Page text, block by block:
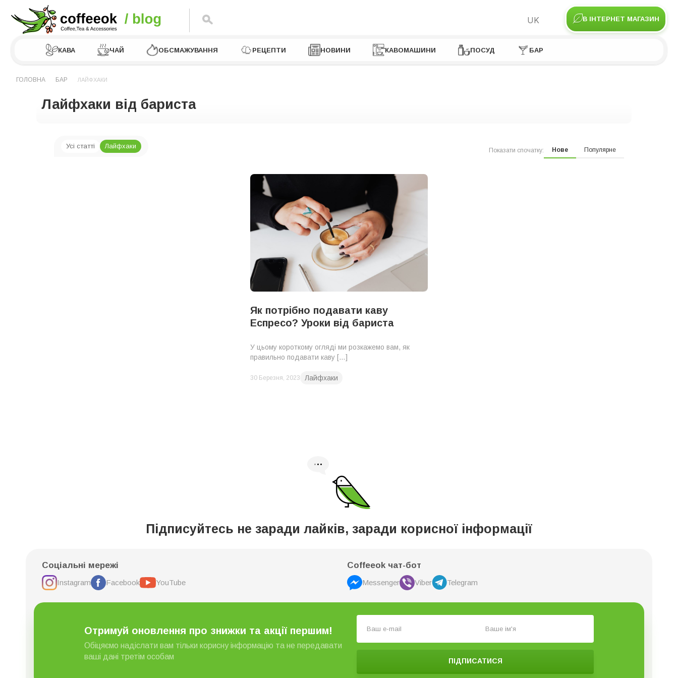
UK В ІНТЕРНЕТ МАГАЗИН
КАВА ЧАЙ ОБСМАЖУВАННЯ РЕЦЕПТИ НОВИНИ КАВОМАШИНИ ПОСУД БАР
ГОЛОВНА БАР ЛАЙФХАКИ
Лайфхаки від бариста
Усі статті Лайфхаки
Показати спочатку: Нове Популярне
Як потрібно подавати каву
Еспресо? Уроки від бариста
У цьому короткому огляді ми розкажемо вам, як
правильно подавати каву […]
30 Березня, 2023 Лайфхаки
Підписуйтесь не заради лайків, заради корисної інформації
Соціальні мережі
Instagram Facebook YouTube
Coffeeok чат-бот
Messenger Viber Telegram
Отримуй оновлення про знижки та акції першим!
Обіцяємо надіслати вам тільки корисну інформацію та не передавати
ваші дані третім особам
ПІДПИСАТИСЯ